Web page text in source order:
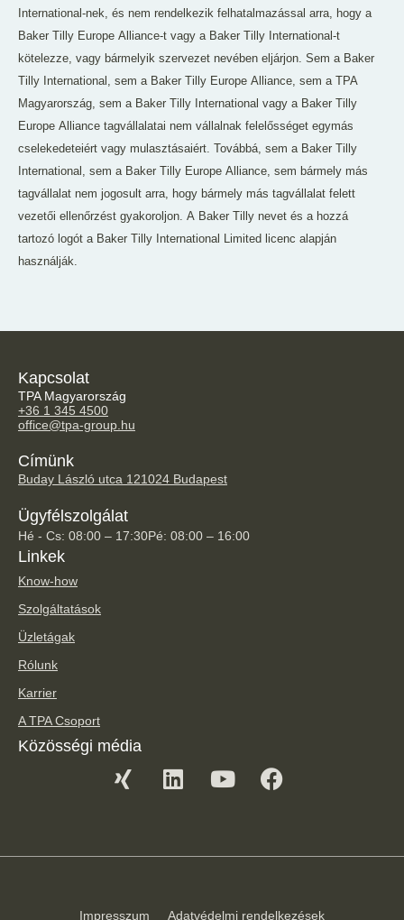
International-nek, és nem rendelkezik felhatalmazással arra, hogy a
Baker Tilly Europe Alliance-t vagy a Baker Tilly International-t
kötelezze, vagy bármelyik szervezet nevében eljárjon. Sem a Baker
Tilly International, sem a Baker Tilly Europe Alliance, sem a TPA
Magyarország, sem a Baker Tilly International vagy a Baker Tilly
Europe Alliance tagvállalatai nem vállalnak felelősséget egymás
cselekedeteiért vagy mulasztásaiért. Továbbá, sem a Baker Tilly
International, sem a Baker Tilly Europe Alliance, sem bármely más
tagvállalat nem jogosult arra, hogy bármely más tagvállalat felett
vezetői ellenőrzést gyakoroljon. A Baker Tilly nevet és a hozzá
tartozó logót a Baker Tilly International Limited licenc alapján
használják.
Kapcsolat
TPA Magyarország
+36 1 345 4500
office@tpa-group.hu
Címünk
Buday László utca 121024 Budapest
Ügyfélszolgálat
Hé - Cs: 08:00 – 17:30Pé: 08:00 – 16:00
Linkek
Know-how
Szolgáltatások
Üzletágak
Rólunk
Karrier
A TPA Csoport
Közösségi média
Impresszum Adatvédelmi rendelkezések